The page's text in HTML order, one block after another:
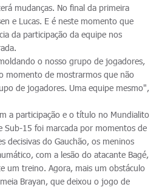
mudanças. No final da primeira
e Lucas. E é neste momento que
da participação da equipe nos
o nosso grupo de jogadores,
momento de mostrarmos que não
de jogadores. Uma equipe mesmo",
a participação e o título no Mundialito
Sub-15 foi marcada por momentos de
decisivas do Gauchão, os meninos
com a lesão do atacante Bagé,
um treino. Agora, mais um obstáculo
Brayan, que deixou o jogo de